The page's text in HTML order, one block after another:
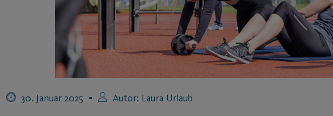
30. Januar 2025 Autor: Laura Urlaub